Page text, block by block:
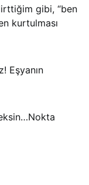
gibi, “ben
kurtulması
Eşyanın